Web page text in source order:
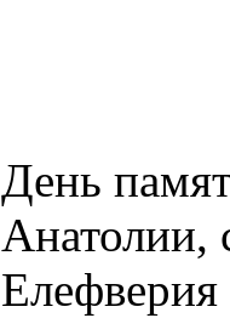
День
Анатолии,
Елефверия